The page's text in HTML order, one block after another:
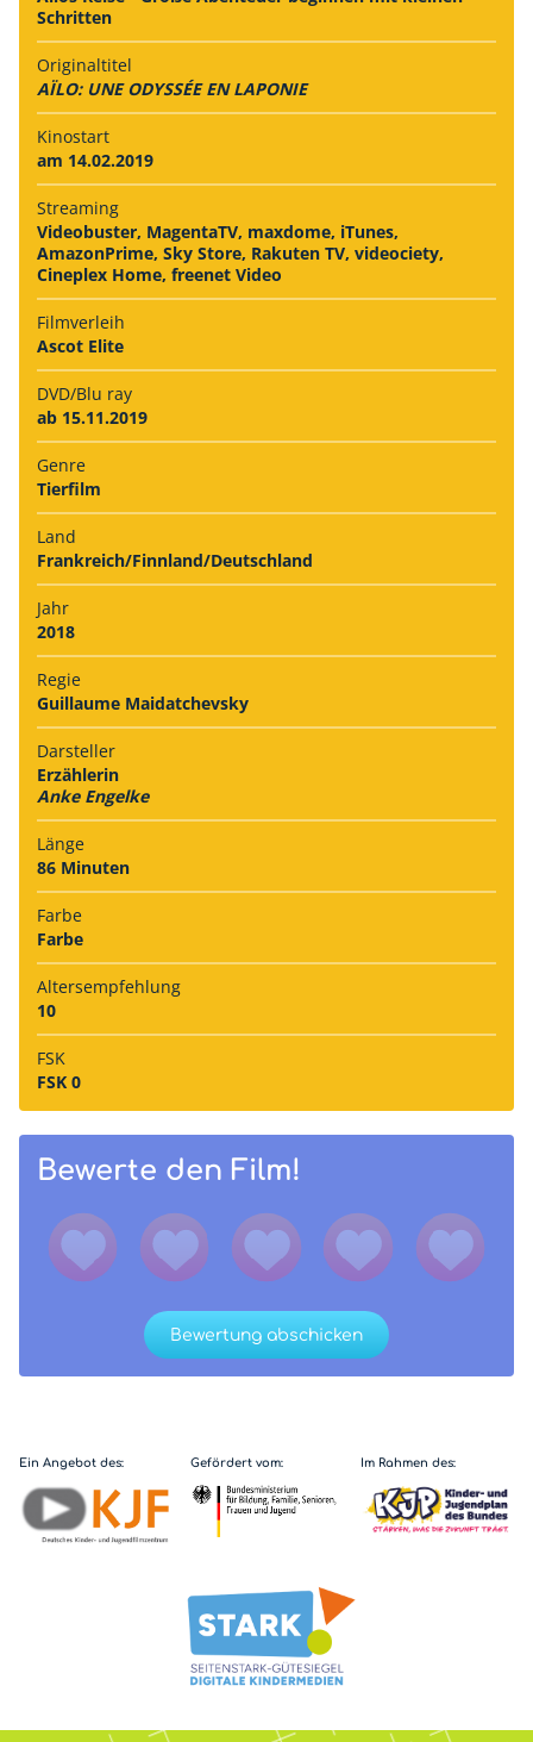
Schritten
Originaltitel
AÏLO: UNE ODYSSÉE EN LAPONIE
Kinostart
am 14.02.2019
Streaming
Videobuster, MagentaTV, maxdome, iTunes,
AmazonPrime, Sky Store, Rakuten TV, videociety,
Cineplex Home, freenet Video
Filmverleih
Ascot Elite
DVD/Blu ray
ab 15.11.2019
Genre
Tierfilm
Land
Frankreich/Finnland/Deutschland
Jahr
2018
Regie
Guillaume Maidatchevsky
Darsteller
Erzählerin
Anke Engelke
Länge
86 Minuten
Farbe
Farbe
Alters­empfehlung
10
FSK
FSK 0
Bewerte den Film!
Bewertung abschicken
Ein Angebot des: Gefördert vom: Im Rahmen des: